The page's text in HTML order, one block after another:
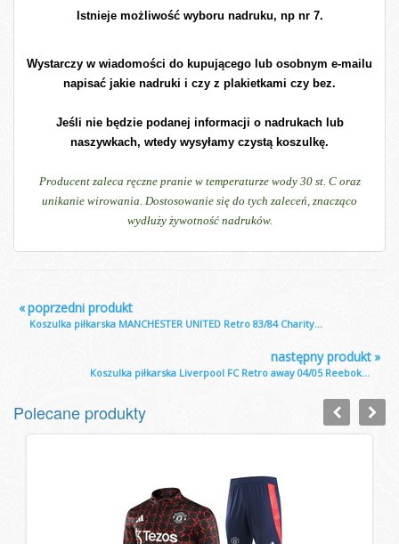
Istnieje możliwość wyboru nadruku, np nr 7.
Wystarczy w wiadomości do kupującego lub osobnym e-mailu
napisać jakie nadruki i czy z plakietkami czy bez.
Jeśli nie będzie podanej informacji o nadrukach lub
naszywkach, wtedy wysyłamy czystą koszulkę.
Producent zaleca ręczne pranie w temperaturze wody 30 st. C oraz
unikanie wirowania. Dostosowanie się do tych zaleceń, znacząco
wydłuży żywotność nadruków.
«poprzedni produkt
Koszulka piłkarska MANCHESTER UNITED Retro 83/84 Charity...
»
następny produkt
Koszulka piłkarska Liverpool FC Retro away 04/05 Reebok...
Polecane produkty